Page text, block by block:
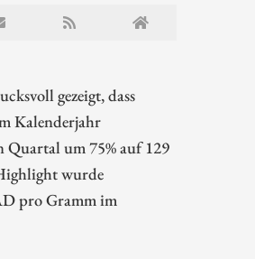
gezeigt, dass
Kalenderjahr
Quartal um 75% auf 129
wurde
pro Gramm im